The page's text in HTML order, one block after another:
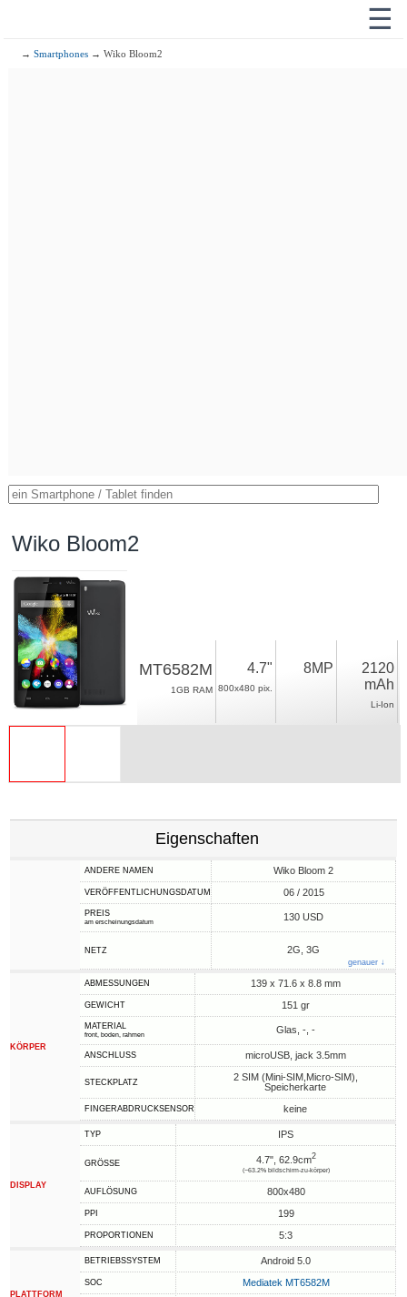
☰
→Smartphones → Wiko Bloom2
Wiko Bloom2
MT6582M
1GB RAM
4.7"
800x480 pix.
8MP
2120
mAh
Li-Ion
Eigenschaften
ANDERE NAMEN Wiko Bloom 2
VERÖFFENTLICHUNGSDATUM 06 / 2015
PREIS
am erscheinungsdatum 130 USD
NETZ 2G, 3G
genauer ↓
KÖRPER
ABMESSUNGEN 139 x 71.6 x 8.8 mm
GEWICHT 151 gr
MATERIAL
front, boden, rahmen Glas, -, -
ANSCHLUSS microUSB, jack 3.5mm
STECKPLATZ
2 SIM (Mini-SIM,Micro-SIM),
Speicherkarte
FINGERABDRUCKSENSOR keine
DISPLAY
TYP IPS
GRÖSSE 4.7", 62.9cm2
(~63.2% bildschirm-zu-körper)
AUFLÖSUNG 800x480
PPI 199
PROPORTIONEN 5:3
PLATTFORM
BETRIEBSSYSTEM Android 5.0
SOC Mediatek MT6582M